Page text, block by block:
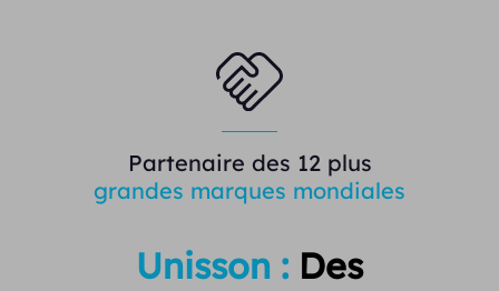
Partenaire des 12 plus
grandes marques mondiales
Unisson : Des